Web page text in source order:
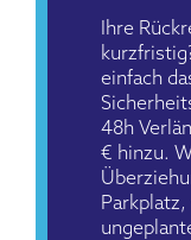
Ihre
einfach
48h
€ hinzu.